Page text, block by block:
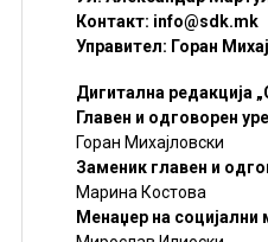
Контакт: info@sdk.mk
Управител: Горан
Дигитална редакција
Главен и одговорен
Горан Михајловски
Заменик главен и
Марина Костова
Менаџер на социјални